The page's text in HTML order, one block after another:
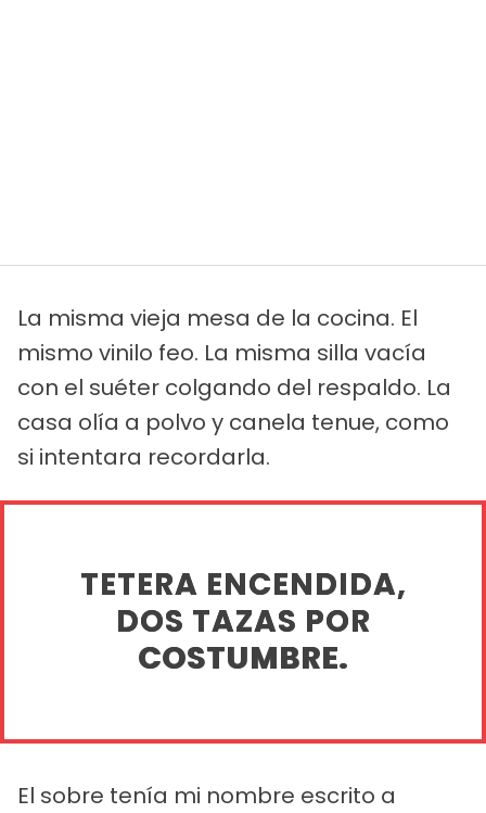
La misma vieja mesa de la cocina. El
mismo vinilo feo. La misma silla vacía
con el suéter colgando del respaldo. La
casa olía a polvo y canela tenue, como
si intentara recordarla.
TETERA ENCENDIDA,
DOS TAZAS POR
COSTUMBRE.
El sobre tenía mi nombre escrito a